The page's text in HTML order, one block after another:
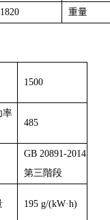
重量
1500
率
485
GB 20891-2014
第三階段
195 g/(kW·h)